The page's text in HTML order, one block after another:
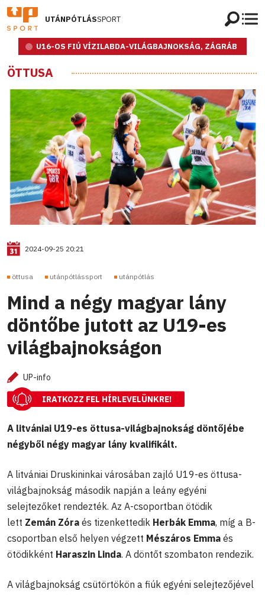
UTÁNPÓTLÁSSPORT
U16-OS FIÚ VÍZILABDA-VILÁGBAJNOKSÁG, ZÁGRÁB
ÖTTUSA
2024-09-25 20:21
öttusa utánpótlássport utánpótlás
Mind a négy magyar lány
döntőbe jutott az U19-es
világbajnokságon
UP-info
IRATKOZZ FEL HÍRLEVELÜNKRE!
A litvániai U19-es öttusa-világbajnokság döntőjébe
négyből négy magyar lány kvalifikált.
A litvániai Druskininkai városában zajló U19-es öttusa-
világbajnokság második napján a leány egyéni
selejtezőket rendezték. Az A-csoportban ötödik
lett Zemán Zóra és tizenkettedik Herbák Emma, míg a B-
csoportban első helyen végzett Mészáros Emma és
ötödikként Haraszin Linda. A döntőt szombaton rendezik.
A világbajnokság csütörtökön a fiúk egyéni selejtezőjével